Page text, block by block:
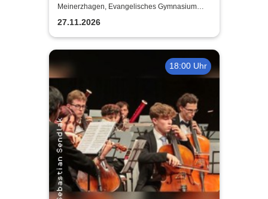
aus Köln
Meinerzhagen, Evangelisches Gymnasium
Meinerzhagen
27.11.2026
18:00 Uhr